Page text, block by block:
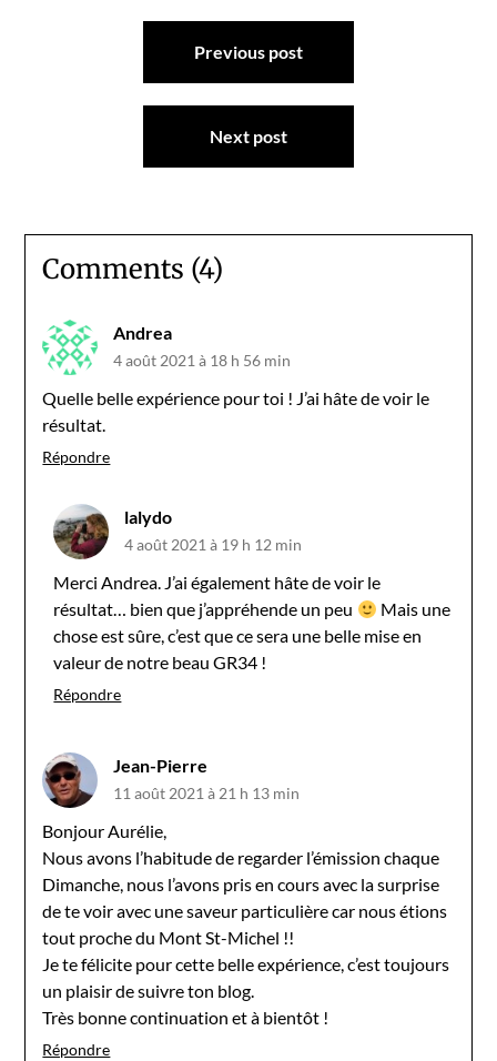
Navigation
Previous post
Next post
Comments (4)
Andrea
4 août 2021 à 18 h 56 min
Quelle belle expérience pour toi ! J’ai hâte de voir le
résultat.
Répondre
lalydo
4 août 2021 à 19 h 12 min
Merci Andrea. J’ai également hâte de voir le
résultat… bien que j’appréhende un peu
Mais une
chose est sûre, c’est que ce sera une belle mise en
valeur de notre beau GR34 !
Répondre
Jean-Pierre
11 août 2021 à 21 h 13 min
Bonjour Aurélie,
Nous avons l’habitude de regarder l’émission chaque
Dimanche, nous l’avons pris en cours avec la surprise
de te voir avec une saveur particulière car nous étions
tout proche du Mont St-Michel !!
Je te félicite pour cette belle expérience, c’est toujours
un plaisir de suivre ton blog.
Très bonne continuation et à bientôt !
Répondre